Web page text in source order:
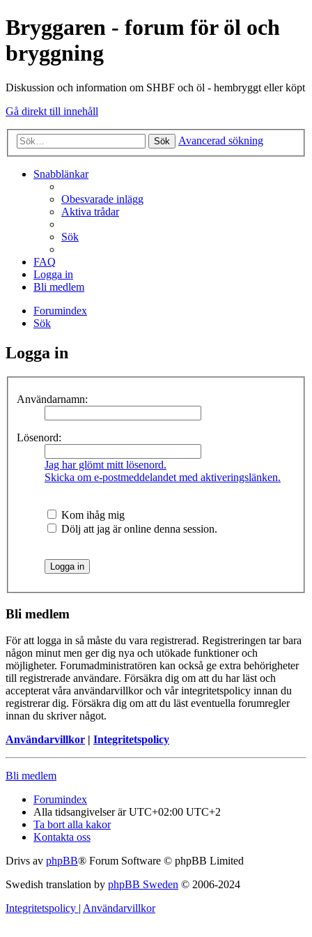
Bryggaren - forum för öl och
bryggning
Diskussion och information om SHBF och öl - hembryggt eller köpt
Gå direkt till innehåll
Sök Avancerad sökning
Snabblänkar
Obesvarade inlägg
Aktiva trådar
Sök
FAQ
Logga in
Bli medlem
Forumindex
Sök
Logga in
Användarnamn:
Lösenord:
Jag har glömt mitt lösenord.
Skicka om e-postmeddelandet med aktiveringslänken.
Kom ihåg mig
Dölj att jag är online denna session.
Bli medlem
För att logga in så måste du vara registrerad. Registreringen tar bara
någon minut men ger dig nya och utökade funktioner och
möjligheter. Forumadministratören kan också ge extra behörigheter
till registrerade användare. Försäkra dig om att du har läst och
accepterat våra användarvillkor och vår integritetspolicy innan du
registrerar dig. Försäkra dig om att du läst eventuella forumregler
innan du skriver något.
Användarvillkor | Integritetspolicy
Bli medlem
Forumindex
Alla tidsangivelser är UTC+02:00 UTC+2
Ta bort alla kakor
Kontakta oss
Drivs av phpBB® Forum Software © phpBB Limited
Swedish translation by phpBB Sweden © 2006-2024
Integritetspolicy | Användarvillkor